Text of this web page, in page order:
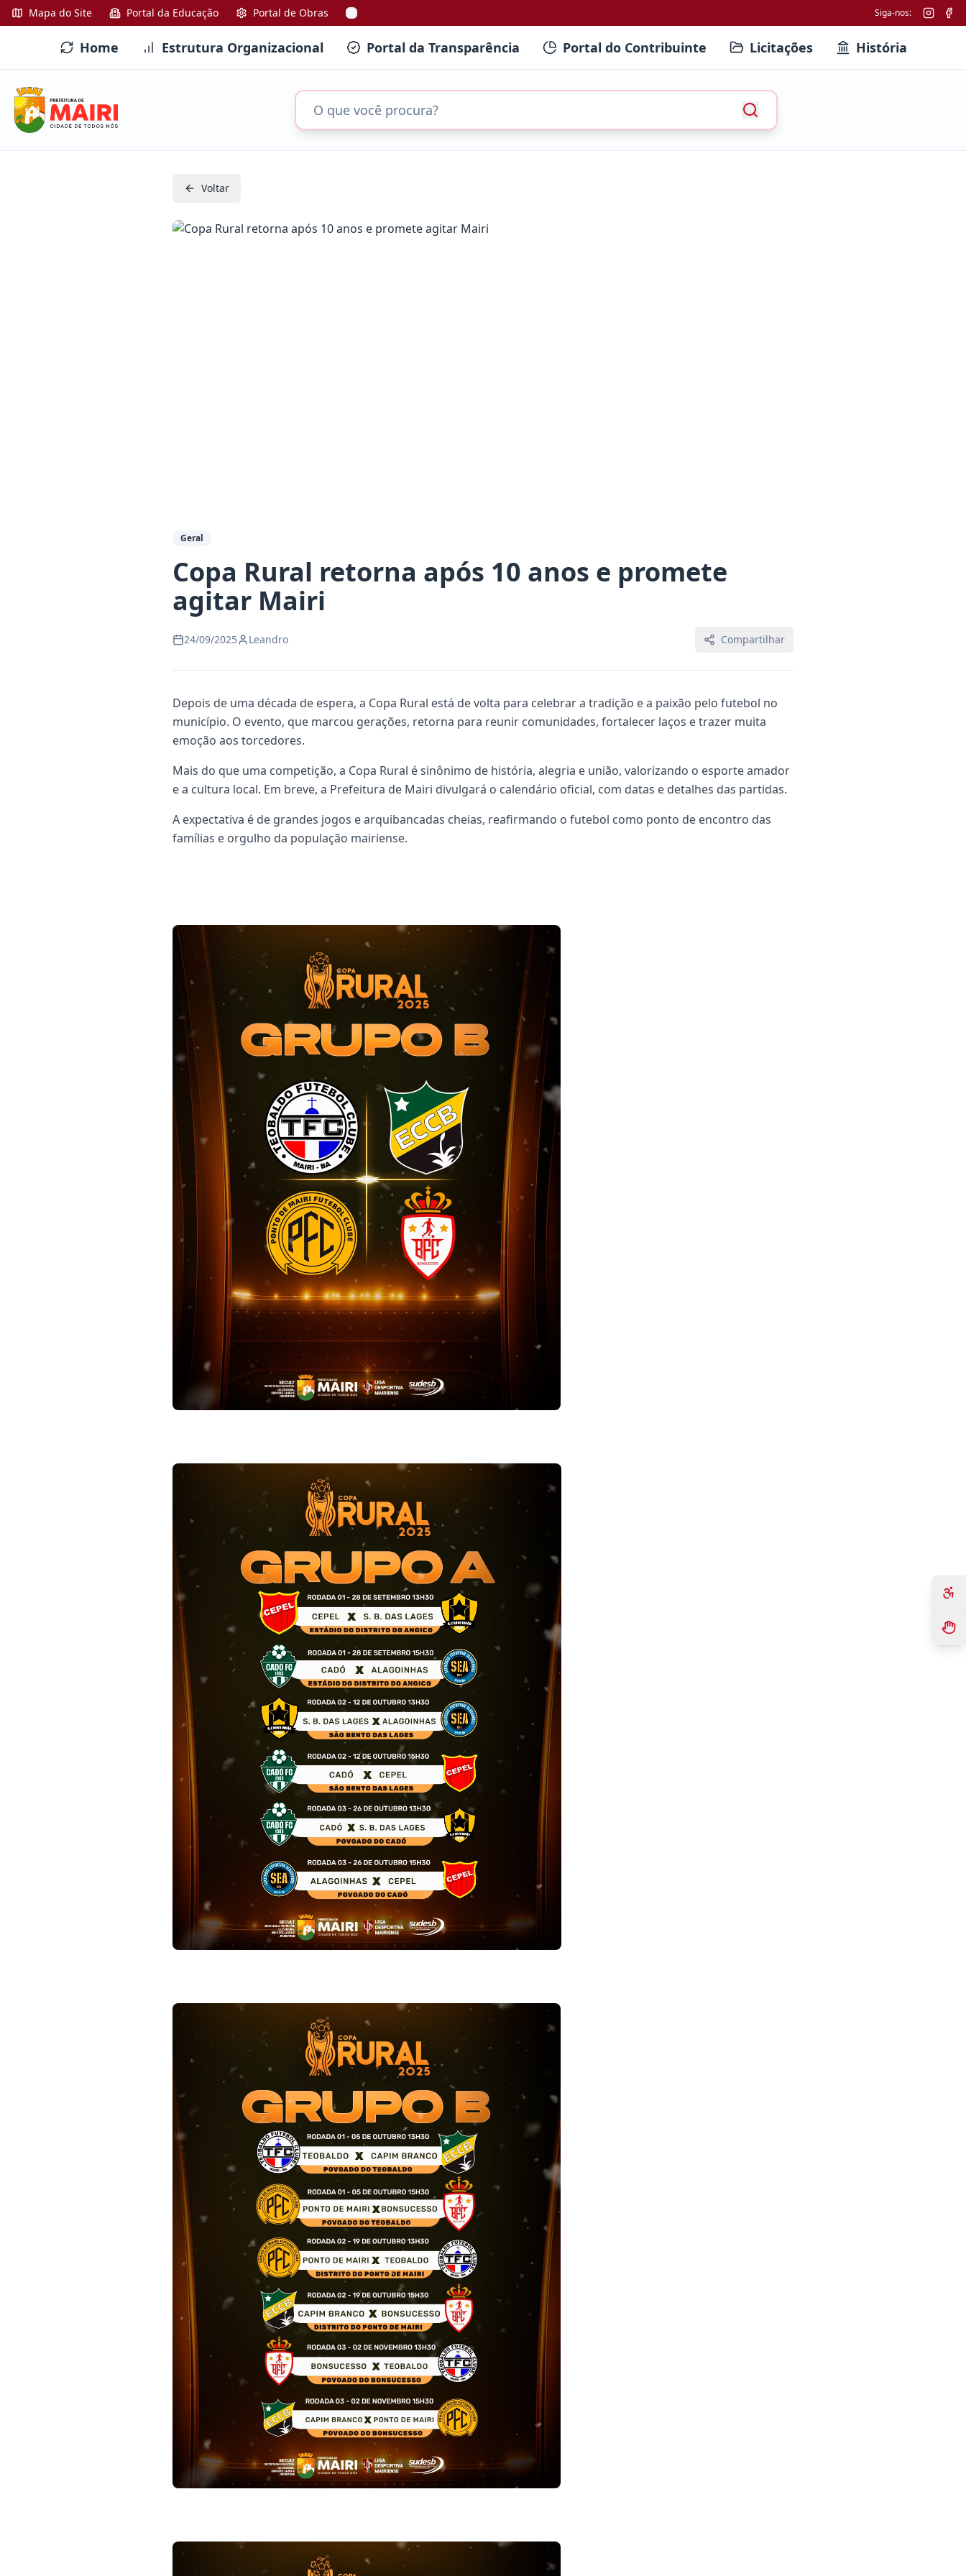
Mapa do Site Portal da Educação Portal de Obras Siga-nos:
Home Estrutura Organizacional Portal da Transparência Portal do Contribuinte Licitações História
Voltar
Geral
Copa Rural retorna após 10 anos e promete
agitar Mairi
24/09/2025 Leandro Compartilhar
Depois de uma década de espera, a Copa Rural está de volta para celebrar a tradição e a paixão pelo futebol no
município. O evento, que marcou gerações, retorna para reunir comunidades, fortalecer laços e trazer muita
emoção aos torcedores.
Mais do que uma competição, a Copa Rural é sinônimo de história, alegria e união, valorizando o esporte amador
e a cultura local. Em breve, a Prefeitura de Mairi divulgará o calendário oficial, com datas e detalhes das partidas.
A expectativa é de grandes jogos e arquibancadas cheias, reafirmando o futebol como ponto de encontro das
famílias e orgulho da população mairiense.